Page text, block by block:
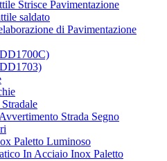
Strisce Pavimentazione
saldato
di Pavimentazione
Strada Segno
Paletto Luminoso
In Acciaio Inox Paletto